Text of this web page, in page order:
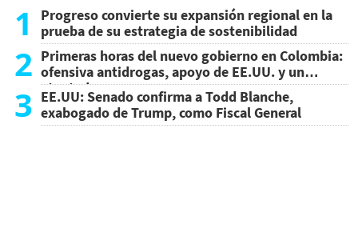
1
Progreso convierte su expansión regional en la
prueba de su estrategia de sostenibilidad
2 Primeras horas del nuevo gobierno en Colombia:
ofensiva antidrogas, apoyo de EE.UU. y un
atentado
3 EE.UU: Senado confirma a Todd Blanche,
exabogado de Trump, como Fiscal General